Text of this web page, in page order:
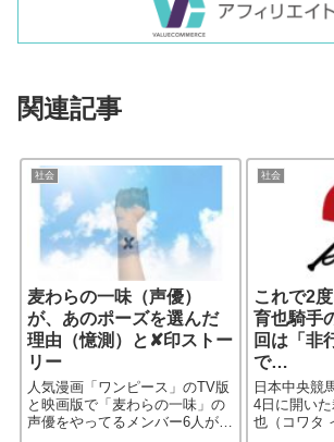
関連記事
社会
麦わらの一味（声優）
が、あのポーズを選んだ
理由（憶測）と✘印ストー
リー
人気漫画「ワンピース」のTV版
と映画版で「麦わらの一味」の
声優をやってるメンバー6人が、
社会
これで2
育也騎手
回は「非
で…
日本中央競
4日に開い
也（コワタ